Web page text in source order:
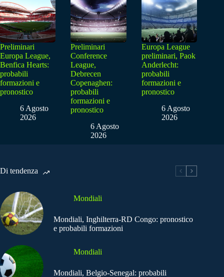
Preliminari
Europa League,
Benfica Hearts:
probabili
formazioni e
pronostico
6 Agosto
2026
Preliminari
Conference
League,
Debrecen
Copenaghen:
probabili
formazioni e
pronostico
6 Agosto
2026
Europa League
preliminari, Paok
Anderlecht:
probabili
formazioni e
pronostico
6 Agosto
2026
Di tendenza
Mondiali
Mondiali, Inghilterra-RD Congo: pronostico
e probabili formazioni
Mondiali
Mondiali, Belgio-Senegal: probabili